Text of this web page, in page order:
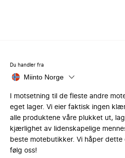
Du handler fra
Miinto Norge
I motsetning til de fleste andre
eget lager. Vi eier faktisk ingen
alle produktene våre plukket ut,
kjærlighet av lidenskapelige
beste motebutikker. Vi håper dette
følg oss!